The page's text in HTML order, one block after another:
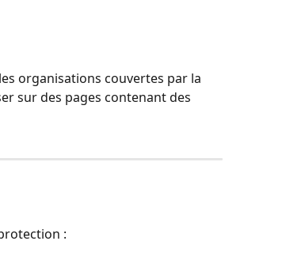
organisations couvertes par la
sur des pages contenant des
: